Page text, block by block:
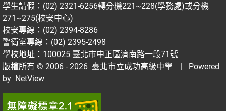
學生請假：(02) 2321-6256轉分機221~228(學務處)或分機
271~275(校安中心)
校安專線：(02) 2394-8286
警衛室專線：(02) 2395-2498
學校地址：100025 臺北市中正區濟南路一段71號
版權所有 © 2006 - 2026 臺北市立成功高級中學
| Powered
by NetView